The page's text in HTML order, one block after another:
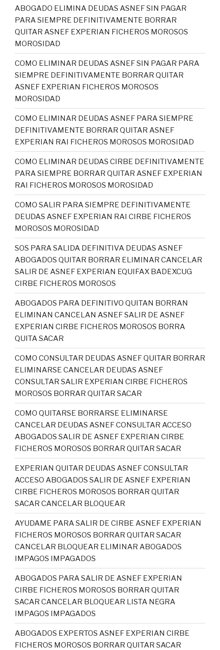
ABOGADO ELIMINA DEUDAS ASNEF SIN PAGAR
PARA SIEMPRE DEFINITIVAMENTE BORRAR
QUITAR ASNEF EXPERIAN FICHEROS MOROSOS
MOROSIDAD
COMO ELIMINAR DEUDAS ASNEF SIN PAGAR PARA
SIEMPRE DEFINITIVAMENTE BORRAR QUITAR
ASNEF EXPERIAN FICHEROS MOROSOS
MOROSIDAD
COMO ELIMINAR DEUDAS ASNEF PARA SIEMPRE
DEFINITIVAMENTE BORRAR QUITAR ASNEF
EXPERIAN RAI FICHEROS MOROSOS MOROSIDAD
COMO ELIMINAR DEUDAS CIRBE DEFINITIVAMENTE
PARA SIEMPRE BORRAR QUITAR ASNEF EXPERIAN
RAI FICHEROS MOROSOS MOROSIDAD
COMO SALIR PARA SIEMPRE DEFINITIVAMENTE
DEUDAS ASNEF EXPERIAN RAI CIRBE FICHEROS
MOROSOS MOROSIDAD
SOS PARA SALIDA DEFINITIVA DEUDAS ASNEF
ABOGADOS QUITAR BORRAR ELIMINAR CANCELAR
SALIR DE ASNEF EXPERIAN EQUIFAX BADEXCUG
CIRBE FICHEROS MOROSOS
ABOGADOS PARA DEFINITIVO QUITAN BORRAN
ELIMINAN CANCELAN ASNEF SALIR DE ASNEF
EXPERIAN CIRBE FICHEROS MOROSOS BORRA
QUITA SACAR
COMO CONSULTAR DEUDAS ASNEF QUITAR BORRAR
ELIMINARSE CANCELAR DEUDAS ASNEF
CONSULTAR SALIR EXPERIAN CIRBE FICHEROS
MOROSOS BORRAR QUITAR SACAR
COMO QUITARSE BORRARSE ELIMINARSE
CANCELAR DEUDAS ASNEF CONSULTAR ACCESO
ABOGADOS SALIR DE ASNEF EXPERIAN CIRBE
FICHEROS MOROSOS BORRAR QUITAR SACAR
EXPERIAN QUITAR DEUDAS ASNEF CONSULTAR
ACCESO ABOGADOS SALIR DE ASNEF EXPERIAN
CIRBE FICHEROS MOROSOS BORRAR QUITAR
SACAR CANCELAR BLOQUEAR
AYUDAME PARA SALIR DE CIRBE ASNEF EXPERIAN
FICHEROS MOROSOS BORRAR QUITAR SACAR
CANCELAR BLOQUEAR ELIMINAR ABOGADOS
IMPAGOS IMPAGADOS
ABOGADOS PARA SALIR DE ASNEF EXPERIAN
CIRBE FICHEROS MOROSOS BORRAR QUITAR
SACAR CANCELAR BLOQUEAR LISTA NEGRA
IMPAGOS IMPAGADOS
ABOGADOS EXPERTOS ASNEF EXPERIAN CIRBE
FICHEROS MOROSOS BORRAR QUITAR SACAR